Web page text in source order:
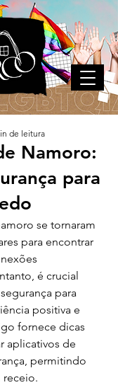
Namoro:
para
de leitura
se tornaram
para encontrar
é crucial
para
positiva e
fornece dicas
aplicativos de
permitindo
receio.